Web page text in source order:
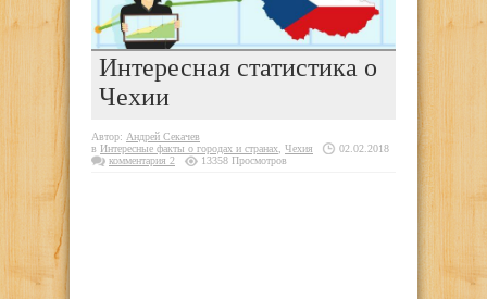
Интересная статистика о
Чехии
Автор: Андрей Секачев
в Интересные факты о городах и странах Чехия
02.02.2018
комментария 2
13358 Просмотров